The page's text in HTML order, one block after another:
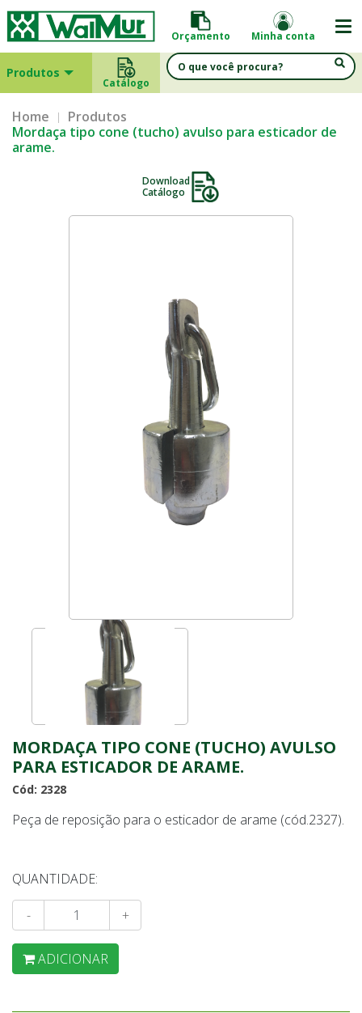
Orçamento Minha conta
Produtos
Catálogo
Home
Produtos
Mordaça tipo cone (tucho) avulso para esticador de
arame.
Download
Catálogo
MORDAÇA TIPO CONE (TUCHO) AVULSO
PARA ESTICADOR DE ARAME.
Cód: 2328
Peça de reposição para o esticador de arame (cód.2327).
QUANTIDADE:
- +
ADICIONAR